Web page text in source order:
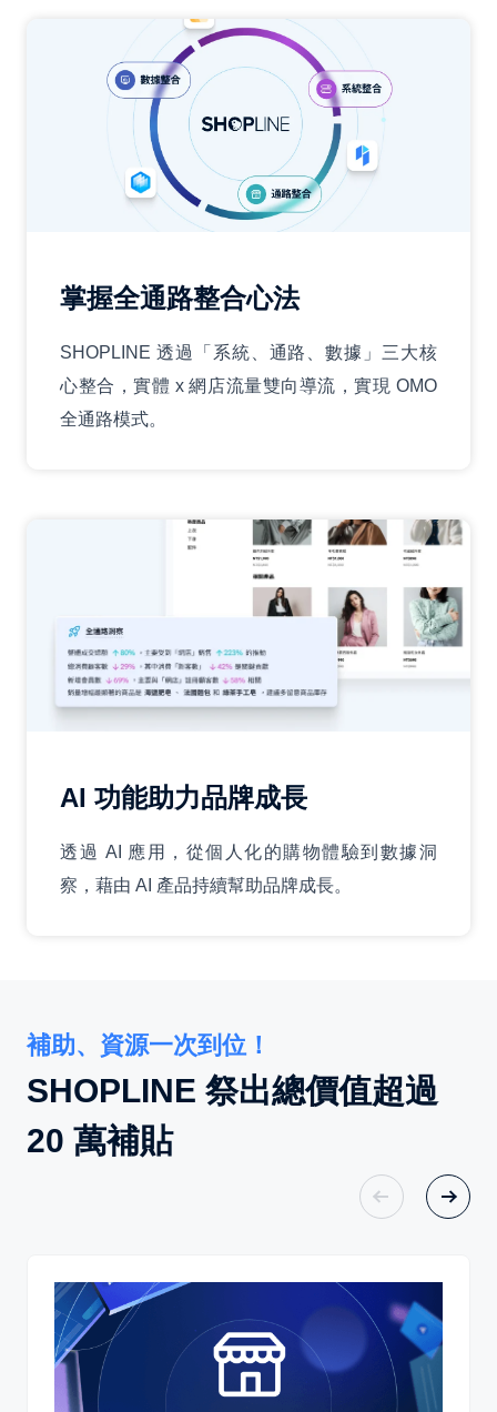
掌握全通路整合心法
SHOPLINE 透過「系統、通路、數據」三大核
心整合，實體 x 網店流量雙向導流，實現 OMO
全通路模式。
AI 功能助力品牌成長
透過 AI 應用，從個人化的購物體驗到數據洞
察，藉由 AI 產品持續幫助品牌成長。
補助、資源一次到位！
SHOPLINE 祭出總價值超過
20 萬補貼